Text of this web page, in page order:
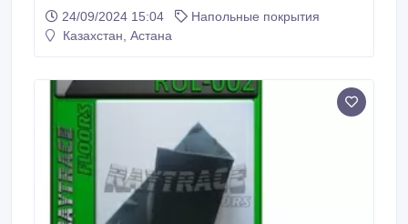
входных групп, крыльце и лестницах. Резиновые
рулоны/коврики/дорожки «RUL-001» могут
24/09/2024 15:04
Напольные покрытия
Казахстан, Астана